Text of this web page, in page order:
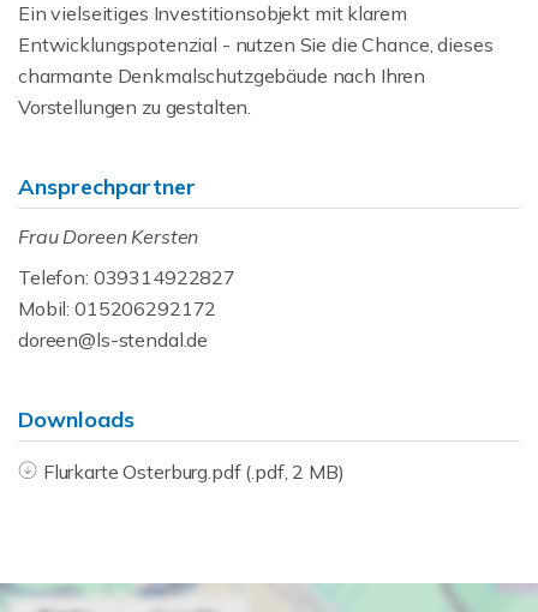
Ein vielseitiges Investitionsobjekt mit klarem
Entwicklungspotenzial - nutzen Sie die Chance, dieses
charmante Denkmalschutzgebäude nach Ihren
Vorstellungen zu gestalten.
Ansprechpartner
Frau Doreen Kersten
Telefon: 039314922827
Mobil: 015206292172
doreen@ls-stendal.de
Downloads
Flurkarte Osterburg.pdf (.pdf, 2 MB)